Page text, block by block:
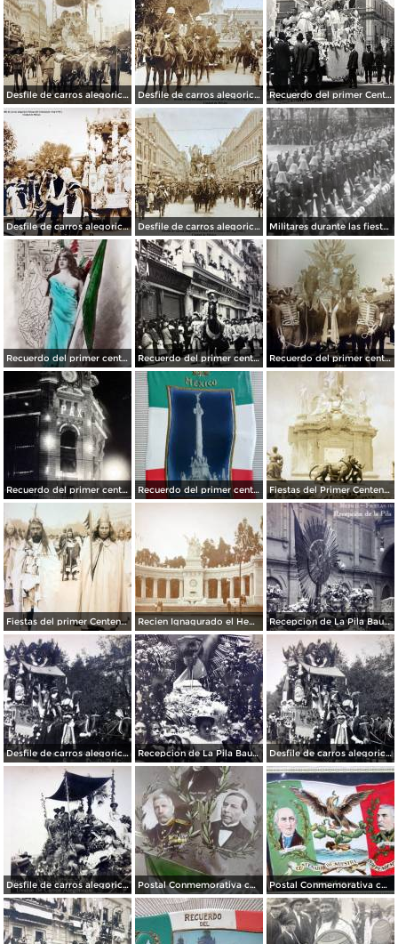
Desfile de carros alegoricos Fiestas del Centenario ( Sep-1910 ) Ciudad de México Desfile de carros alegoricos Fiestas del Centenario ( Sep-1910 ) Ciudad de México Recuerdo del primer Centenario de la Independencia Mexicana carro de La Justicia ( Sep-1910 ) Ciudad de México.
Desfile de carros alegoricos Fiestas del Centenario ( Sep-1910 ) Ciudad de México Desfile de carros alegoricos Fiestas del Centenario ( Sep-1910 ) Ciudad de México Militares durante las fiestas de Primer Centenario de la Independencia (1910)
Recuerdo del primer centenario de la independencia de Mexico 15 de Septiembre de 1910 Recuerdo del primer centenario de la independencia Mexicana Desfile Ciudad de México15 de Septiembre de 1910 Recuerdo del primer centenario de la independencia Mexicana Desfile Ciudad de México 15 de Septiembre de 1910
Recuerdo del primer centenario de la independencia Mexicana Edificio La Mexicana Ciudad de México15 de Septiembre de 1910 Recuerdo del primer centenario de la independencia Mexicana 15 de Septiembre de 1910 Fiestas del Primer Centenario Inaguracion de la Columna de la Independencia Por el Fotografo Fernando Kososky
Fiestas del primer Centenario ( 1910 ) Sacerdotes Aztecas por el fotografo Felix Miret. Recien Ignagurado el Hemiciclo a Juarez en las Fiestas del Centenario ( Sep-1910 ) Recepcion de La Pila Bautismal de M Hidalgo Fiestas del Centenario ( Sep-1910 ) por el Fotógrafo Fernando Kososky.
Desfile de carros alegoricos Fiestas del Centenario ( Sep-1910 ) por el Fotógrafo Fernando Kososky. Recepcion de La Pila Bautismal de Hidalgo Fiestas del Centenario ( Sep-1910 ) por el Fotógrafo Fernando Kososky. Desfile de carros alegoricos Fiestas del Centenario ( Sep-1910 ) por el Fotógrafo Fernando Kososky.
Desfile de carros alegoricos Fiestas del Centenario ( Sep-1910 ) por el Fotógrafo Fernando Kososky. Postal Conmemorativa con motivo del Primer Centenario de nuestra Independencia ( Septiembre de 1910) Postal Conmemorativa con motivo del Centenario de nuestra Independencia ( Septiembre de 1910)